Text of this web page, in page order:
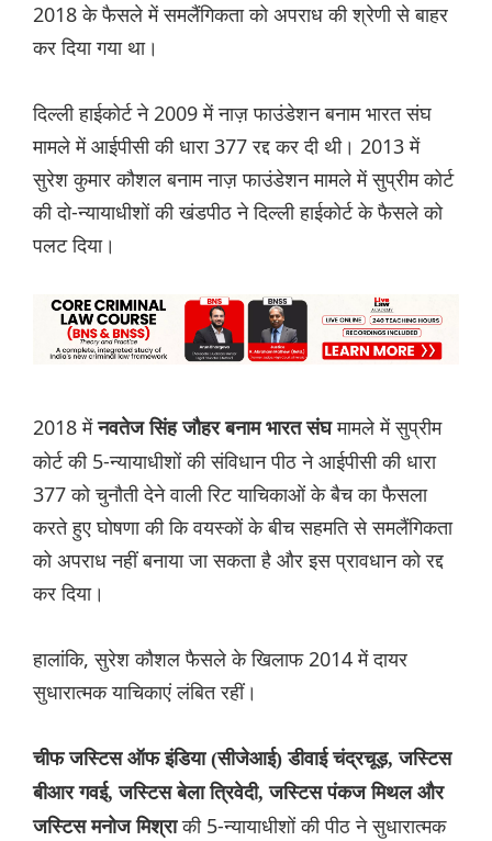
2018 के फैसले में समलैंगिकता को अपराध की श्रेणी से बाहर
कर दिया गया था।
दिल्ली हाईकोर्ट ने 2009 में नाज़ फाउंडेशन बनाम भारत संघ
मामले में आईपीसी की धारा 377 रद्द कर दी थी। 2013 में
सुरेश कुमार कौशल बनाम नाज़ फाउंडेशन मामले में सुप्रीम कोर्ट
की दो-न्यायाधीशों की खंडपीठ ने दिल्ली हाईकोर्ट के फैसले को
पलट दिया।
2018 मेंनवतेज सिंह जौहर बनाम भारत संघमामले में सुप्रीम
कोर्ट की 5-न्यायाधीशों की संविधान पीठ ने आईपीसी की धारा
377 को चुनौती देने वाली रिट याचिकाओं के बैच का फैसला
करते हुए घोषणा की कि वयस्कों के बीच सहमति से समलैंगिकता
को अपराध नहीं बनाया जा सकता है और इस प्रावधान को रद्द
कर दिया।
हालांकि, सुरेश कौशल फैसले के खिलाफ 2014 में दायर
सुधारात्मक याचिकाएं लंबित रहीं।
चीफ जस्टिस ऑफ इंडिया (सीजेआई) डीवाई चंद्रचूड़, जस्टिस
बीआर गवई, जस्टिस बेला त्रिवेदी, जस्टिस पंकज मिथल और
जस्टिस मनोज मिश्राकी 5-न्यायाधीशों की पीठ ने सुधारात्मक